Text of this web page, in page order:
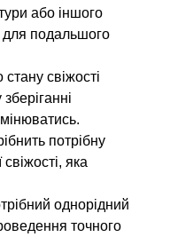
або іншого
для подальшого
стану свіжості
потрібну
свіжості, яка
однорідний
точного